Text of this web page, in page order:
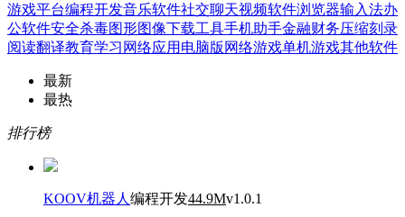
游戏平台编程开发音乐软件社交聊天视频软件浏览器输入法办
公软件安全杀毒图形图像下载工具手机助手金融财务压缩刻录
阅读翻译教育学习 网络应用 电脑版 网络游戏单机游戏其他软件
最新
最热
排行榜
KOOV机器人 编程开发44.9Mv1.0.1